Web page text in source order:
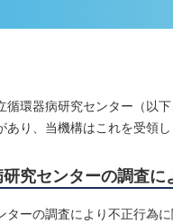
循環器病研究センター（以
あり、当機構はこれを受領
究センターの調査に
ターの調査により不正行為